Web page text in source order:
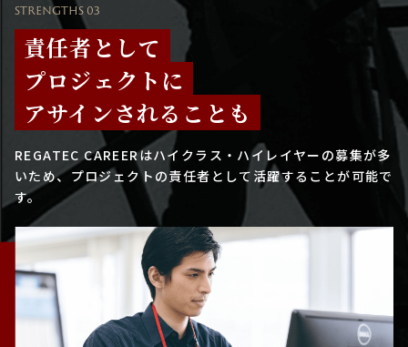
STRENGTHS 03
責任者として
プロジェクトに
アサインされることも
REGATEC CAREERはハイクラス・ハイレイヤーの募集が多
いため、プロジェクトの責任者として活躍することが可能で
す。